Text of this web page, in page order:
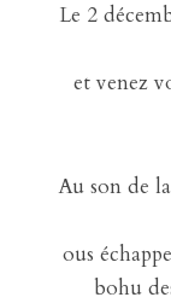
Le 2
et venez
Au son de
ous
bohu